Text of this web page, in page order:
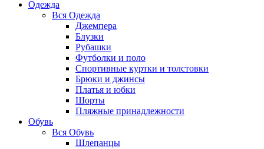
Одежда
Вся Одежда
Джемпера
Блузки
Рубашки
Футболки и поло
Спортивные куртки и толстовки
Брюки и джинсы
Платья и юбки
Шорты
Пляжные принадлежности
Обувь
Вся Обувь
Шлепанцы